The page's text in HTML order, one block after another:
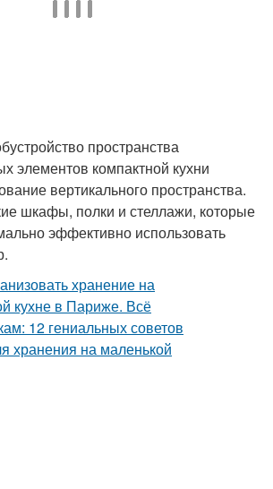
пространства
элементов компактной кухни
вертикального пространства.
шкафы, полки и стеллажи, которые
эффективно использовать